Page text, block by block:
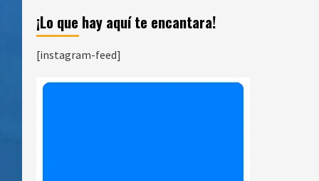
¡Lo que hay aquí te encantara!
[instagram-feed]